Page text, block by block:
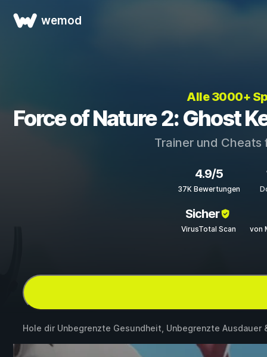
wemod
Alle 3000+
Force of Nature 2: Ghost
Trainer und Cheats
4.9/5
37K Bewertungen
Sicher
VirusTotal Scan von
Hole dir Unbegrenzte Gesundheit, Unbegrenzte Ausdauer